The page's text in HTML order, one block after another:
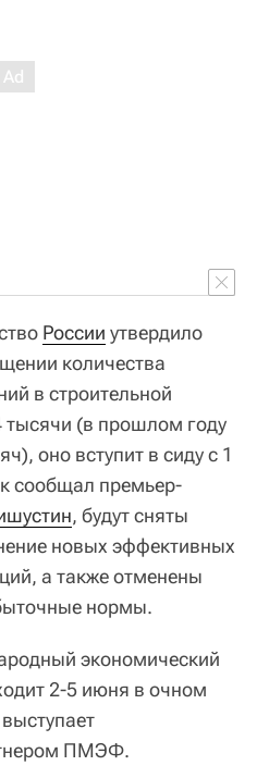
России утвердило
количества
в строительной
тысячи (в прошлом году
оно вступит в сиду с 1
сообщал премьер-
, будут сняты
новых эффективных
а также отменены
нормы.
экономический
2-5 июня в очном
ПМЭФ.